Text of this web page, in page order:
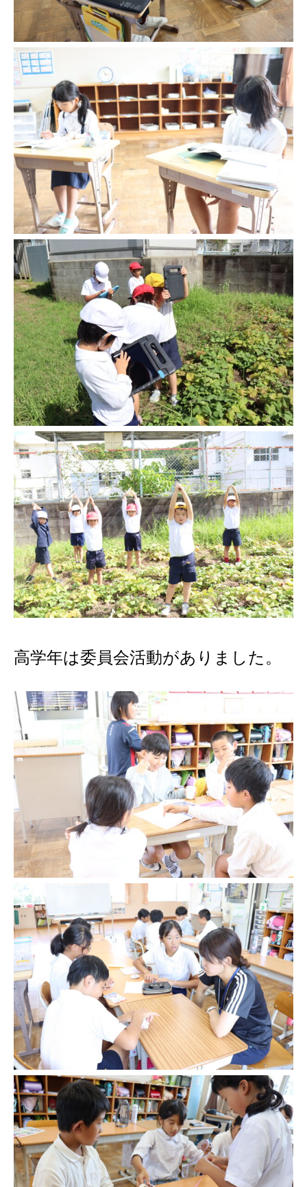
高学年は委員会活動がありました。